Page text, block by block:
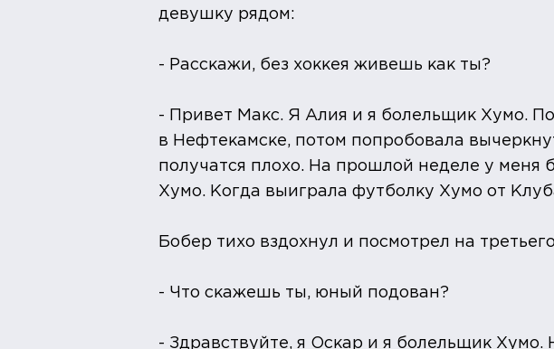
девушку рядом:
- Расскажи, без хоккея живешь как ты?
- Привет Макс. Я Алия и я болельщик Хумо.
в Нефтекамске, потом попробовала
получатся плохо. На прошлой неделе у меня
Хумо. Когда выиграла футболку Хумо от
Бобер тихо вздохнул и посмотрел на
- Что скажешь ты, юный подован?
- Здравствуйте, я Оскар и я болельщик Хумо.